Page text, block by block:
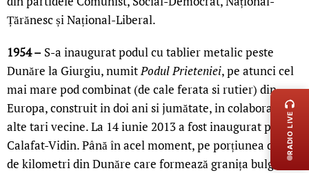
Țărănesc și Național-Liberal.
1954 – S-a inaugurat podul cu tablier metalic peste
Dunăre la Giurgiu, numitPodul Prieteniei, pe atunci cel
mai mare pod combinat (de cale ferata si rutier) din
Europa, construit in doi ani si jumătate, in colaborare cu
alte tari vecine. La 14 iunie 2013 a fost inaugurat podul
Calafat-Vidin. Până în acel moment, pe porțiunea de 470
de kilometri din Dunăre care formează granița bulgaro-
LIVE
RADIO LIVE